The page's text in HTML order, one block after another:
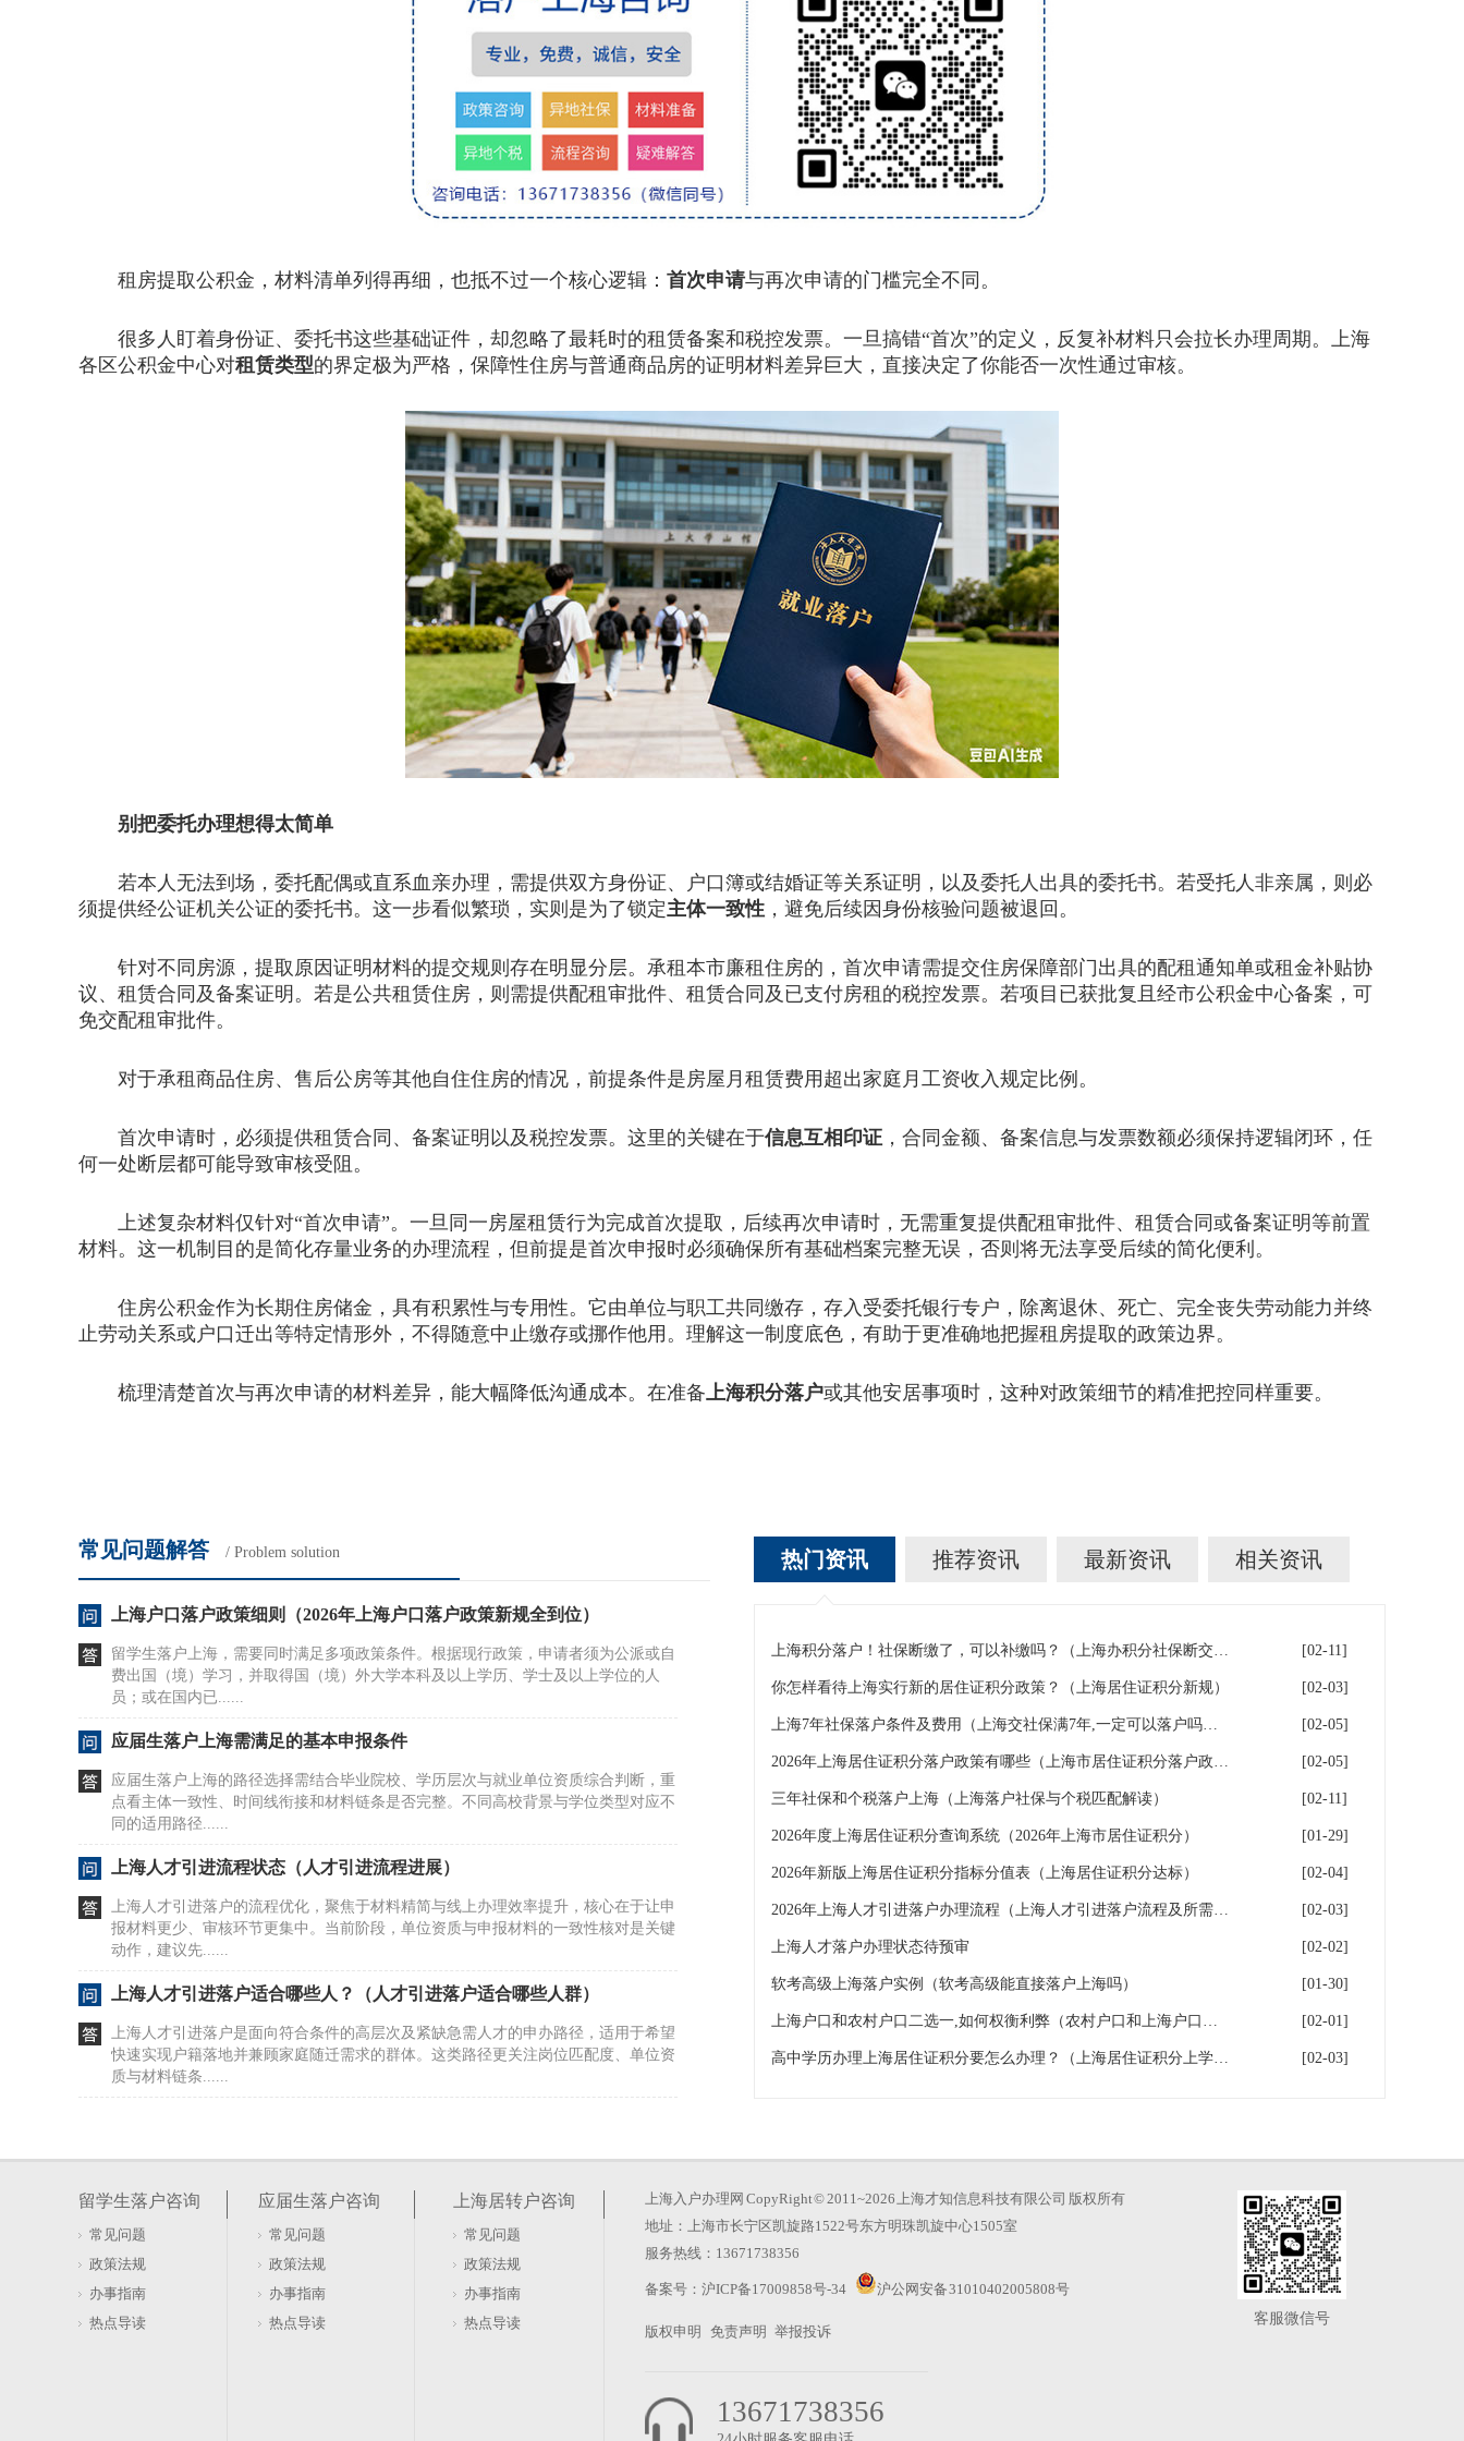
租房提取公积金，材料清单列得再细，也抵不过一个核心逻辑： 首次申请与再次申请的门槛完全不同。
很多人盯着身份证、委托书这些基础证件，却忽略了最耗时的租赁备案和税控发票。一旦搞错“首次”的定义，反复补材料只会拉长办理周期。上海
各区公积金中心对租赁类型的界定极为严格，保障性住房与普通商品房的证明材料差异巨大，直接决定了你能否一次性通过审核。
别把委托办理想得太简单
若本人无法到场，委托配偶或直系血亲办理，需提供双方身份证、户口簿或结婚证等关系证明，以及委托人出具的委托书。若受托人非亲属，则必
须提供经公证机关公证的委托书。这一步看似繁琐，实则是为了锁定主体一致性 ，避免后续因身份核验问题被退回。
针对不同房源，提取原因证明材料的提交规则存在明显分层。承租本市廉租住房的，首次申请需提交住房保障部门出具的配租通知单或租金补贴协
议、租赁合同及备案证明。若是公共租赁住房，则需提供配租审批件、租赁合同及已支付房租的税控发票。若项目已获批复且经市公积金中心备案，可
免交配租审批件。
对于承租商品住房、售后公房等其他自住住房的情况，前提条件是房屋月租赁费用超出家庭月工资收入规定比例。
首次申请时，必须提供租赁合同、备案证明以及税控发票。这里的关键在于信息互相印证 ，合同金额、备案信息与发票数额必须保持逻辑闭环，任
何一处断层都可能导致审核受阻。
上述复杂材料仅针对“首次申请”。一旦同一房屋租赁行为完成首次提取，后续再次申请时，无需重复提供配租审批件、租赁合同或备案证明等前置
材料。这一机制目的是简化存量业务的办理流程，但前提是首次申报时必须确保所有基础档案完整无误，否则将无法享受后续的简化便利。
住房公积金作为长期住房储金，具有积累性与专用性。它由单位与职工共同缴存，存入受委托银行专户，除离退休、死亡、完全丧失劳动能力并终
止劳动关系或户口迁出等特定情形外，不得随意中止缴存或挪作他用。理解这一制度底色，有助于更准确地把握租房提取的政策边界。
梳理清楚首次与再次申请的材料差异，能大幅降低沟通成本。在准备上海积分落户或其他安居事项时，这种对政策细节的精准把控同样重要。
常见问题解答 / Problem solution
上海户口落户政策细则（2026年上海户口落户政策新规全到位）
留学生落户上海，需要同时满足多项政策条件。根据现行政策，申请者须为公派或自
费出国（境）学习，并取得国（境）外大学本科及以上学历、学士及以上学位的人
员；或在国内已......
应届生落户上海需满足的基本申报条件
应届生落户上海的路径选择需结合毕业院校、学历层次与就业单位资质综合判断，重
点看主体一致性、时间线衔接和材料链条是否完整。不同高校背景与学位类型对应不
同的适用路径......
上海人才引进流程状态（人才引进流程进展）
上海人才引进落户的流程优化，聚焦于材料精简与线上办理效率提升，核心在于让申
报材料更少、审核环节更集中。当前阶段，单位资质与申报材料的一致性核对是关键
动作，建议先......
上海人才引进落户适合哪些人？（人才引进落户适合哪些人群）
上海人才引进落户是面向符合条件的高层次及紧缺急需人才的申办路径，适用于希望
快速实现户籍落地并兼顾家庭随迁需求的群体。这类路径更关注岗位匹配度、单位资
质与材料链条......
留学生落户上海需关注回国后的待业时间与工作地点两个关键维度，核心在于材料链
实际它指向......
上海落户申报材料具体包含哪些内容？
材料清单列得再全，也挡不住后台核验时的口径偏差。很多人以为只要凑齐了纸质文
户籍等基础信......
热门资讯 推荐资讯 最新资讯 相关资讯
上海积分落户！社保断缴了，可以补缴吗？（上海办积分社保断交需要重新计算吗） [02-11]
你怎样看待上海实行新的居住证积分政策？（上海居住证积分新规） [02-03]
上海7年社保落户条件及费用（上海交社保满7年,一定可以落户吗？） [02-05]
2026年上海居住证积分落户政策有哪些（上海市居住证积分落户政策2026年） [02-05]
三年社保和个税落户上海（上海落户社保与个税匹配解读） [02-11]
2026年度上海居住证积分查询系统（2026年上海市居住证积分） [01-29]
2026年新版上海居住证积分指标分值表（上海居住证积分达标） [02-04]
2026年上海人才引进落户办理流程（上海人才引进落户流程及所需时间） [02-03]
上海人才落户办理状态待预审 [02-02]
软考高级上海落户实例（软考高级能直接落户上海吗） [01-30]
上海户口和农村户口二选一,如何权衡利弊（农村户口和上海户口哪个值钱） [02-01]
高中学历办理上海居住证积分要怎么办理？（上海居住证积分上学,参加高考） [02-03]
留学生落户咨询
常见问题
政策法规
办事指南
热点导读
应届生落户咨询
常见问题
政策法规
办事指南
热点导读
上海居转户咨询
常见问题
政策法规
办事指南
热点导读
上海入户办理网 CopyRight © 2011~2026 上海才知信息科技有限公司 版权所有
地址：上海市长宁区凯旋路1522号东方明珠凯旋中心1505室
服务热线：13671738356
备案号： 沪ICP备17009858号-34 沪公网安备 31010402005808号
版权申明 免责声明 举报投诉
13671738356
客服微信号